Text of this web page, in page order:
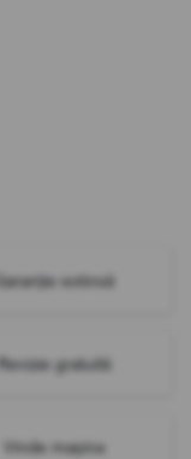
Garanție extinsă
Revizie gratuită
Vinde mașina